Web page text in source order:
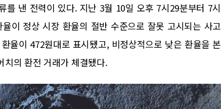
를 낸 전력이 있다. 지난 3월 10일 오후 7시29분부터 7시
이 정상 시장 환율의 절반 수준으로 잘못 고시되는 사고
율이 472원대로 표시됐고, 비정상적으로 낮은 환율을 본
의 환전 거래가 체결됐다.